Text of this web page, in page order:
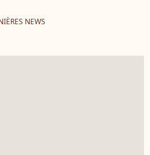
NEWS